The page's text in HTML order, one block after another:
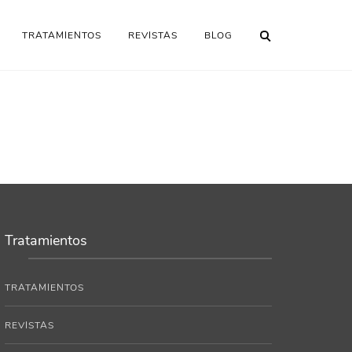
TRATAMIENTOS REVISTAS BLOG
Tratamientos
TRATAMIENTOS
REVISTAS